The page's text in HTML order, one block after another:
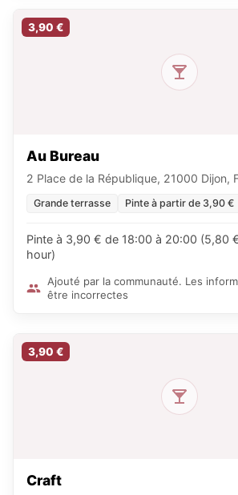
3,90 €
Au Bureau
2 Place de la République, 21000 Dijon,
Grande terrasse Pinte à partir de 3,90 €
Pinte à 3,90 € de 18:00 à 20:00 (5,80
hour)
Ajouté par la communauté. Les
être incorrectes
3,90 €
Craft